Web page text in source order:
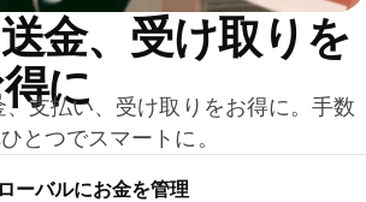
金、受け取りを
に
支払い、受け取りをお得に。手数
とつでスマートに。
ー⁠バ⁠ルにお金を管理